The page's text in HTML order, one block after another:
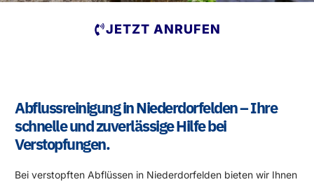
JETZT ANRUFEN
Abflussreinigung in Niederdorfelden – Ihre
schnelle und zuverlässige Hilfe bei
Verstopfungen.
Bei verstopften Abflüssen in Niederdorfelden bieten wir Ihnen